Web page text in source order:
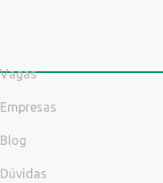
Vagas
Empresas
Blog
Dúvidas